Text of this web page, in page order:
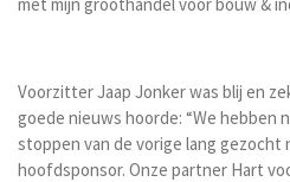
Voorzitter Jaap Jonker was blij en
goede nieuws hoorde: “We hebben
stoppen van de vorige lang gezocht
hoofdsponsor. Onze partner Hart